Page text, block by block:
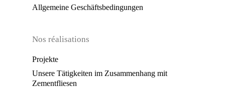
Allgemeine Geschäftsbedingungen
Nos réalisations
Projekte
Unsere Tätigkeiten im Zusammenhang mit
Zementfliesen